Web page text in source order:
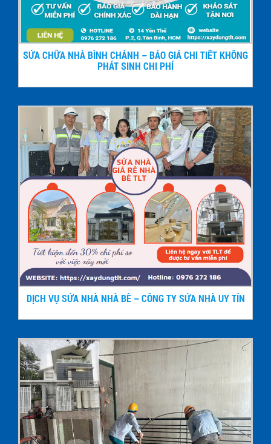
SỬA CHỮA NHÀ BÌNH CHÁNH – BÁO GIÁ CHI TIẾT KHÔNG
PHÁT SINH CHI PHÍ
DỊCH VỤ SỬA NHÀ NHÀ BÈ – CÔNG TY SỬA NHÀ UY TÍN